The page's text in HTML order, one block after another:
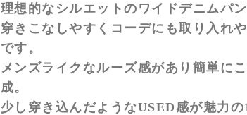
理想的なシルエットのワイドデニムパン
穿きこなしやすくコーデにも取り入れ
です。
メンズライクなルーズ感があり簡単に
成。
少し穿き込んだようなUSED感が魅力の